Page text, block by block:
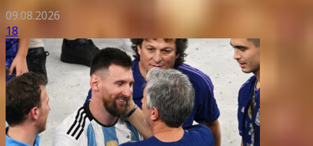
09.08.2026
18